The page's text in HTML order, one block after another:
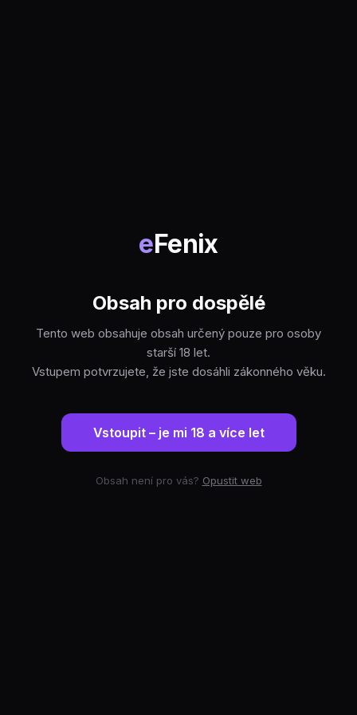
eFenix
Obsah pro dospělé
Tento web obsahuje obsah určený pouze pro osoby
starší 18 let.
Vstupem potvrzujete, že jste dosáhli zákonného věku.
Vstoupit – je mi 18 a více let
Obsah není pro vás? Opustit web